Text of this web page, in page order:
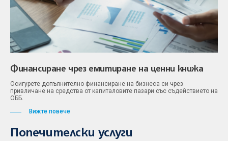
Финансиране чрез емитиране на ценни книжа
Осигурете допълнително финансиране на бизнеса си чрез
привличане на средства от капиталовите пазари със съдействието на
ОББ.
Вижте повече
Попечителски услуги